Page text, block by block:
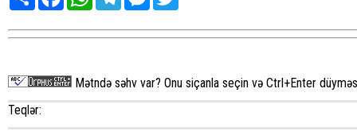
Mətndə səhv var? Onu siçanla seçin və Ctrl+Enter
Teqlər: